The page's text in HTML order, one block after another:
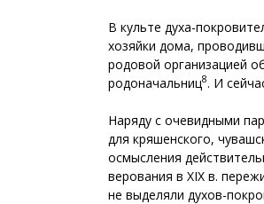
В культе духа-
хозяйки дома,
родовой организацией
родоначальниц8. И
Наряду с очевидными
для кряшенского,
осмысления
верования в XIX в.
не выделяли духов-